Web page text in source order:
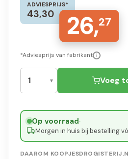
ADVIESPRIJS*
43,30 26,27
*Adviesprijs van fabrikant i
Voeg
Op voorraad·
Morgen in huis bij bestelling
DAAROM